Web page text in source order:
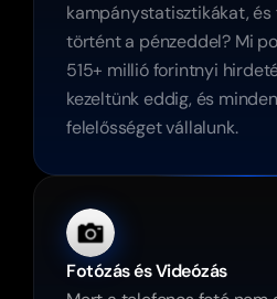
kampánystatisztikákat, és
történt a pénzeddel? Mi
515+ millió forintnyi
kezeltünk eddig, és
felelősséget vállalunk.
Fotózás és Videózás